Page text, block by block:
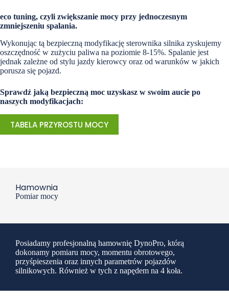
eco tuning, czyli zwiększanie mocy przy jednoczesnym
zmniejszeniu spalania.
Wykonując tą bezpieczną modyfikację sterownika silnika zyskujemy
oszczędność w zużyciu paliwa na poziomie 8-15%. Spalanie jest
jednak zależne od stylu jazdy kierowcy oraz od warunków w jakich
porusza się pojazd.
Sprawdź jaką bezpieczną moc uzyskasz w swoim aucie po
naszych modyfikacjach:
TABELA PRZYROSTU MOCY
Hamownia
Pomiar mocy
Posiadamy profesjonalną hamownię DynoPro, którą
dokonamy pomiaru mocy, momentu obrotowego,
przyśpieszenia oraz innych parametrów pojazdów
silnikowych. Również w tych z napędem na 4 koła.